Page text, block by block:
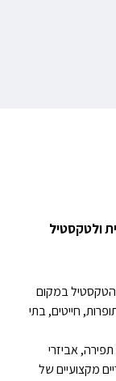
ולטקסטיל
במקום
חייטים, בתי
אביזרי
מקצועיים של